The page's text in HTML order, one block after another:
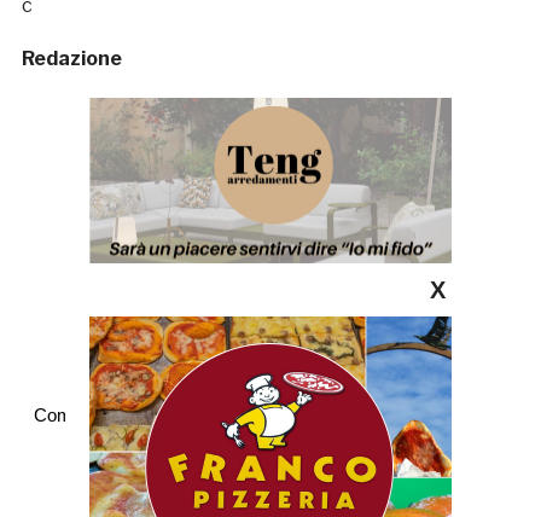
c
Redazione
Commenti
X